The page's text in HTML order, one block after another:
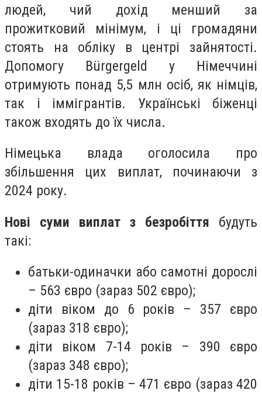
людей, чий дохід менший за
прожитковий мінімум, і ці громадяни
стоять на обліку в центрі зайнятості.
Допомогу Bürgergeld у Німеччині
отримують понад 5,5 млн осіб, як німців,
так і іммігрантів. Українські біженці
також входять до їх числа.
Німецька влада оголосила про
збільшення цих виплат, починаючи з
2024 року.
Нові суми виплат з безробіття будуть
такі:
батьки-одиначки або самотні дорослі
– 563 євро (зараз 502 євро);
діти віком до 6 років – 357 євро
(зараз 318 євро);
діти віком 7-14 років – 390 євро
(зараз 348 євро);
діти 15-18 років – 471 євро (зараз 420